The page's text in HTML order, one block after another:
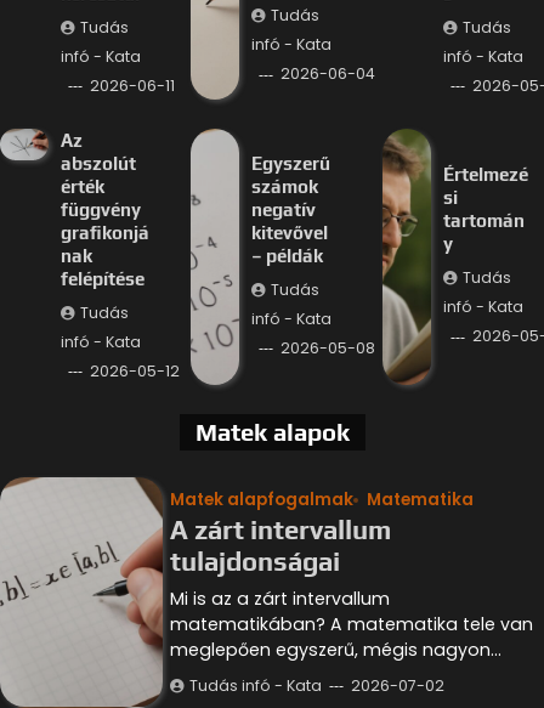
Tudás
infó - Kata
2026-06-11
Tudás
infó - Kata
2026-06-04
Tudás
infó - Kata
2026-
Az
abszolút
érték
függvény
grafikonjá
nak
felépítése
Tudás
infó - Kata
2026-05-12
Egyszerű
számok
negatív
kitevővel
– példák
Tudás
infó - Kata
2026-05-08
Értelmezé
si
tartomán
y
Tudás
infó - Kata
2026-
Matek alapok
Matek alapfogalmak Matematika
A zárt intervallum
tulajdonságai
Mi is az a zárt intervallum
matematikában? A matematika tele van
meglepően egyszerű, mégis nagyon…
Tudás infó - Kata 2026-07-02